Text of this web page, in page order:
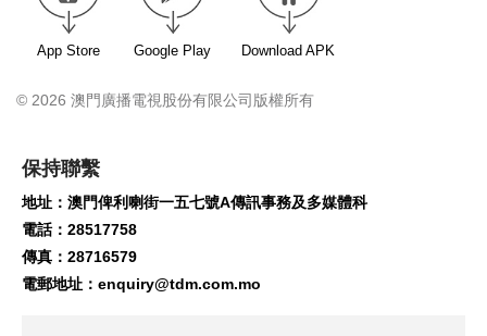
App Store Google Play Download APK
© 2026 澳門廣播電視股份有限公司版權所有
保持聯繫
地址：澳門俾利喇街一五七號A傳訊事務及多媒體科
電話：28517758
傳真：28716579
電郵地址： enquiry@tdm.com.mo